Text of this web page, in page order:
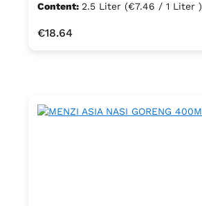
Content: 2.5 Liter (€7.46 / 1 Liter )
Regular price:
€18.64